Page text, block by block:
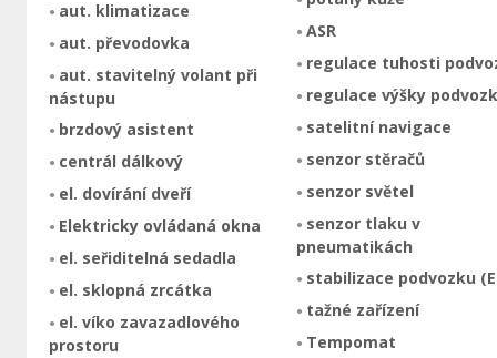
aut. klimatizace
aut. převodovka
aut. stavitelný volant při
nástupu
brzdový asistent
centrál dálkový
el. dovírání dveří
Elektricky ovládaná okna
el. seřiditelná sedadla
el. sklopná zrcátka
el. víko zavazadlového
prostoru
ASR
regulace tuhosti
regulace výšky
satelitní navigace
senzor stěračů
senzor světel
senzor tlaku v
pneumatikách
stabilizace podvozku
tažné zařízení
Tempomat